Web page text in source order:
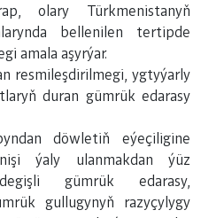
olary Türkmenistanyň
bellenilen tertipde
amala aşyrýar.
resmileşdirilmegi, ygtyýarly
duran gümrük edarasy
döwletiň eýeçiligine
ýaly ulanmakdan ýüz
gümrük edarasy,
gullugynyň razyçylygy